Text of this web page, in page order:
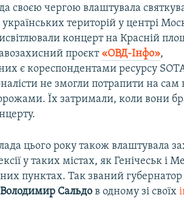
своєю чергою влаштувала
українських територій у центрі
концерт на Красній
проєкт «ОВД-Інфо»,
є кореспондентами ресурсу
не змогли потрапити на сам
Їх затримали, коли вони
цього року також влаштувала
у таких містах, як Генічеськ і
пунктах. Так званий губернатор
Володимир Сальдов одному зі своїх